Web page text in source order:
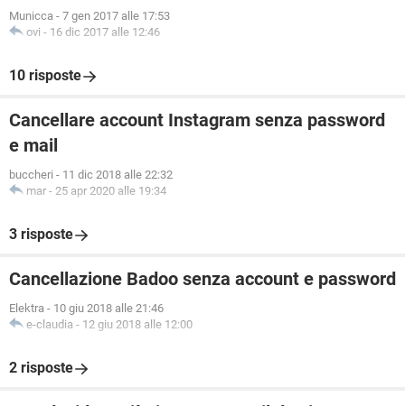
Municca - 7 gen 2017 alle 17:53
ovi - 16 dic 2017 alle 12:46
10 risposte
Cancellare account Instagram senza password
e mail
buccheri - 11 dic 2018 alle 22:32
mar - 25 apr 2020 alle 19:34
3 risposte
Cancellazione Badoo senza account e password
Elektra - 10 giu 2018 alle 21:46
e-claudia - 12 giu 2018 alle 12:00
2 risposte